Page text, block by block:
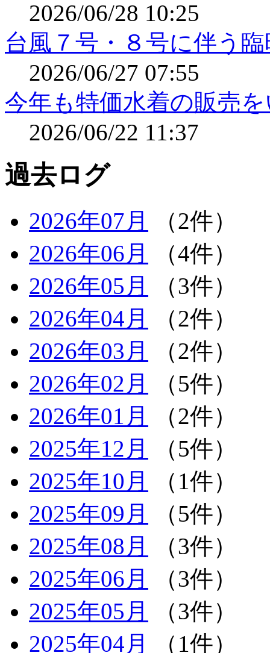
2026/06/28 10:25
台風７号・８号に伴う
2026/06/27 07:55
今年も特価水着の販売
2026/06/22 11:37
過去ログ
2026年07月
（2件）
2026年06月
（4件）
2026年05月
（3件）
2026年04月
（2件）
2026年03月
（2件）
2026年02月
（5件）
2026年01月
（2件）
2025年12月
（5件）
2025年10月
（1件）
2025年09月
（5件）
2025年08月
（3件）
2025年06月
（3件）
2025年05月
（3件）
2025年04月
（1件）